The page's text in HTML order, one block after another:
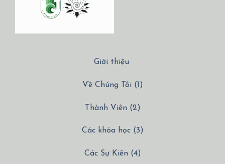
Giới thiệu
Về Chúng Tôi (1)
Thành Viên (2)
Các khóa học (3)
Các Sự Kiên (4)